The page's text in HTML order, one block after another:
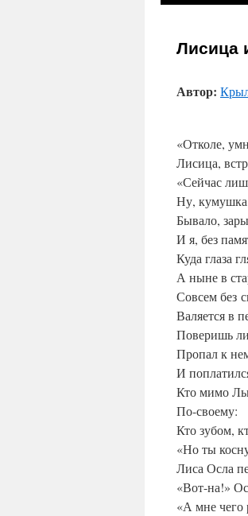
содержимому
Лисица
Автор:
«Отколе,
Лисица,
«Сейчас
Ну, кумушка,
Бывало,
И я, без
Куда глаза
А ныне в
Совсем без
Валяется в
Поверишь
Пропал к
И
Кто мимо
По-своему:
Кто зубом,
«Но ты
Лиса Осла
«Вот-на!»
«А мне чего